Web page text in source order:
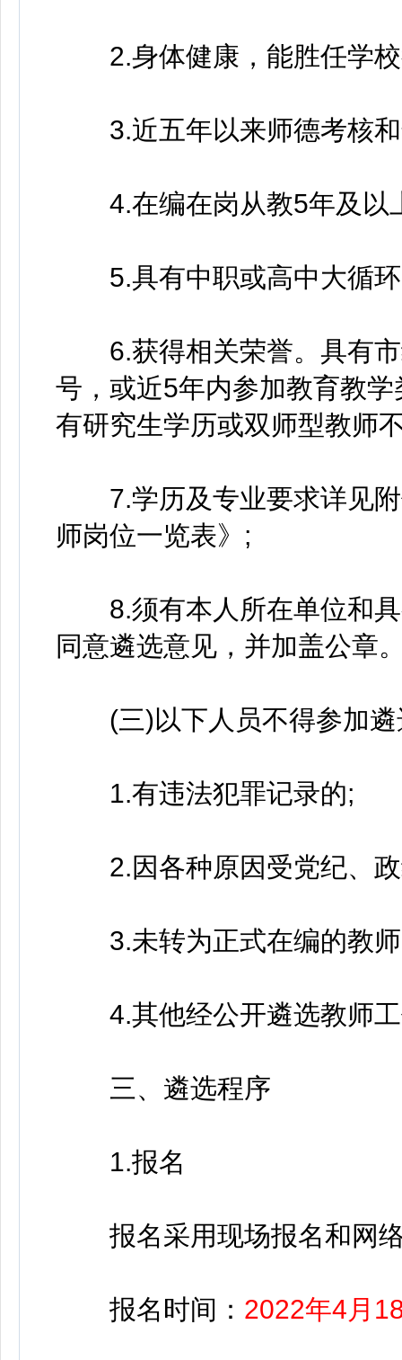
2.身体健康，能胜任学校
3.近五年以来师德考核和
4.在编在岗从教5年及以
5.具有中职或高中大循环
6.获得相关荣誉。具有市
号，或近5年内参加教育教
有研究生学历或双师型教师
7.学历及专业要求详见附
师岗位一览表》;
8.须有本人所在单位和具
同意遴选意见，并加盖公章
(三)以下人员不得参加遴
1.有违法犯罪记录的;
2.因各种原因受党纪、政
3.未转为正式在编的教
4.其他经公开遴选教师工
三、遴选程序
1.报名
报名采用现场报名和网络
报名时间： 2022年4月